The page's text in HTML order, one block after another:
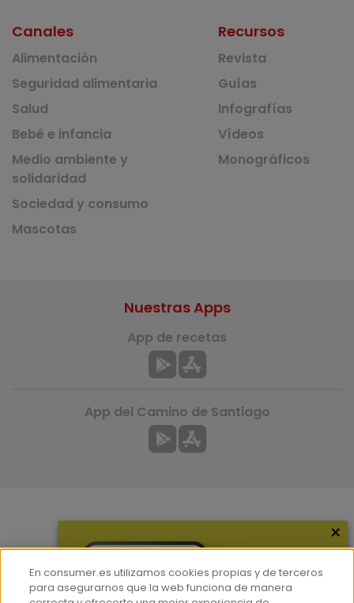
Canales
Alimentación
Seguridad alimentaria
Salud
Bebé e infancia
Medio ambiente y
solidaridad
Sociedad y consumo
Mascotas
Recursos
Revista
Guías
Infografías
Vídeos
Monográficos
Hemeroteca
Nuestras Apps
App de recetas
App del Camino de Santiago
×
En consumer.es utilizamos cookies propias y de terceros
para asegurarnos que la web funciona de manera